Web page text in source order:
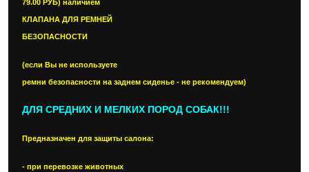
79.00 РУБ) наличием
КЛАПАНА ДЛЯ РЕМНЕЙ
БЕЗОПАСНОСТИ
(если Вы не используете
ремни безопасности на заднем сиденье - не рекомендуем)
ДЛЯ СРЕДНИХ И МЕЛКИХ ПОРОД СОБАК!!!
Предназначен для защиты салона:
- при перевозке животных